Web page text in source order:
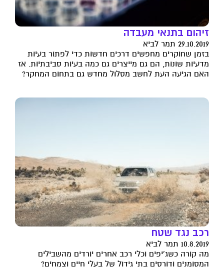
זיהום בתנאי מעבדה
29.10.2019 תמר לביא
בזמן שחוקרים מחפשים דרכים חדשות כדי לפתור בעיות
מדעיות שונות, הם גם מייצרים גם כמה בעיות סביבתיות. אז
האם הגיעה העת לחשב מסלול מחדש גם בתחום המחקר?
רכב נגד שטח
10.8.2019 תמר לביא
מה קורה כשג'יפים וכלי רכב אחרים יורדים מהשבילים
המסומנים ודורסים בתי גידול של בעלי חיים וצמחים?